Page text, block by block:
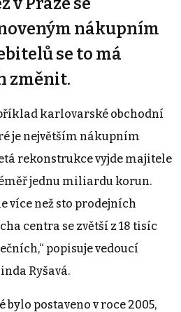
nákupním
se to má
změnit.
karlovarské obchodní
je největším nákupním
rekonstrukce vyjde majitele
jednu miliardu korun.
více než sto prodejních
centra se zvětší z 18 tisíc
popisuje vedoucí
Ryšavá.
postaveno v roce 2005,